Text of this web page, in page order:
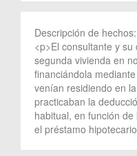
Descripción de hechos:
<p>El consultante y
segunda vivienda en
financiándola
venían residiendo en
practicaban la
habitual, en función
el préstamo